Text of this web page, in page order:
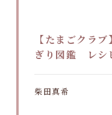
【たまごクラ
ぎり図鑑 レシ
柴田真希